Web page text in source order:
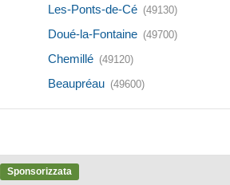
Les-Ponts-de-Cé (49130)
Doué-la-Fontaine (49700)
Chemillé (49120)
Beaupréau (49600)
Sponsorizzata